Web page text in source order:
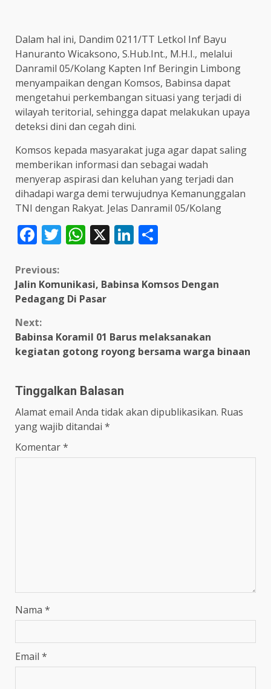
Dalam hal ini, Dandim 0211/TT Letkol Inf Bayu
Hanuranto Wicaksono, S.Hub.Int., M.H.I., melalui
Danramil 05/Kolang Kapten Inf Beringin Limbong
menyampaikan dengan Komsos, Babinsa dapat
mengetahui perkembangan situasi yang terjadi di
wilayah teritorial, sehingga dapat melakukan upaya
deteksi dini dan cegah dini.
Komsos kepada masyarakat juga agar dapat saling
memberikan informasi dan sebagai wadah
menyerap aspirasi dan keluhan yang terjadi dan
dihadapi warga demi terwujudnya Kemanunggalan
TNI dengan Rakyat. Jelas Danramil 05/Kolang
Facebook
Twitter
WhatsApp
X LinkedIn
Continue
Reading
Previous:
Jalin Komunikasi, Babinsa Komsos Dengan
Pedagang Di Pasar
Next:
Babinsa Koramil 01 Barus melaksanakan
kegiatan gotong royong bersama warga binaan
Tinggalkan Balasan
Alamat email Anda tidak akan dipublikasikan. Ruas
yang wajib ditandai *
Komentar*
Nama *
Email *